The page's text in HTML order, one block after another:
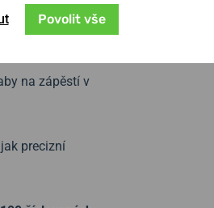
závodní trati.
na zápěstí v
precizní
Povolit vše